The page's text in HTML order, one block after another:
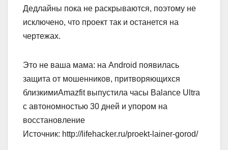
Дедлайны пока не раскрываются, поэтому не
исключено, что проект так и останется на
чертежах.
Это не ваша мама: на Android появилась
защита от мошенников, притворяющихся
близкимиAmazfit выпустила часы Balance Ultra
с автономностью 30 дней и упором на
восстановление
Источник: http://lifehacker.ru/proekt-lainer-gorod/